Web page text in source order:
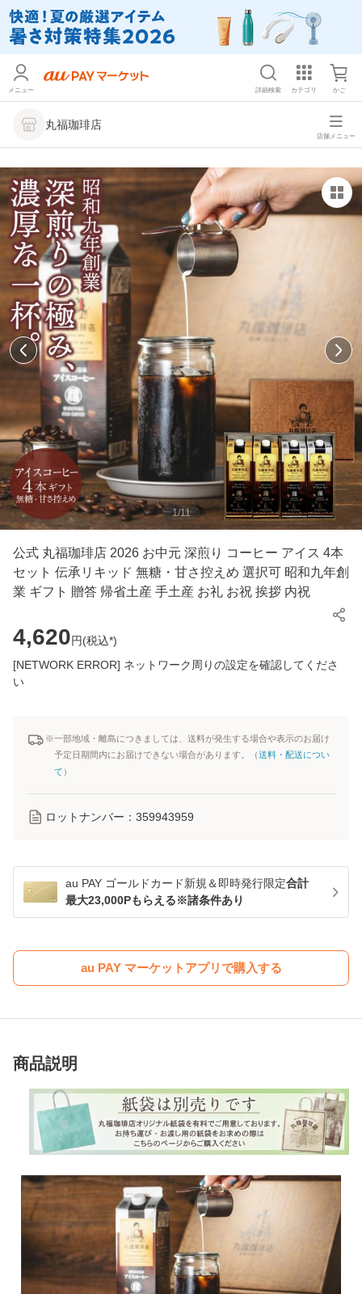
メニュー 詳細検索 カテゴリ かご
丸福珈琲店
店舗メニュー
1/11
公式 丸福珈琲店 2026 お中元 深煎り コーヒー アイス 4本
セット 伝承リキッド 無糖・甘さ控えめ 選択可 昭和九年創
業 ギフト 贈答 帰省土産 手土産 お礼 お祝 挨拶 内祝
4,620円(税込*)
[NETWORK ERROR] ネットワーク周りの設定を確認してくださ
い
※一部地域・離島につきましては、送料が発生する場合や表示のお届け
予定日期間内にお届けできない場合があります。（送料・配送につい
て ）
ロットナンバー： 359943959
au PAY ゴールドカード新規＆即時発行限定合計
最大23,000Pもらえる※諸条件あり
au PAY マーケットアプリで購入する
商品説明